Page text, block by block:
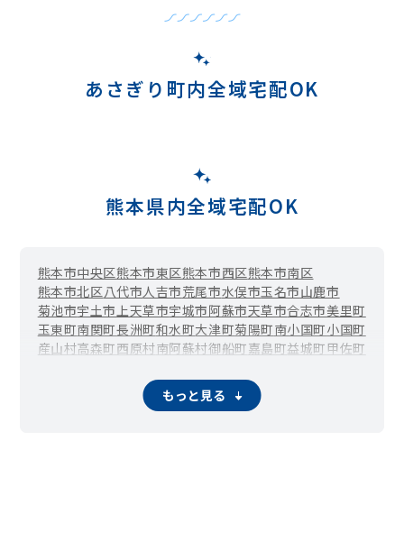
あさぎり町内全域宅配OK
熊本県内全域宅配OK
熊本市中央区熊本市東区熊本市西区熊本市南区
熊本市北区八代市人吉市荒尾市水俣市玉名市山鹿市
菊池市宇土市上天草市宇城市阿蘇市天草市合志市美里町
玉東町南関町長洲町和水町大津町菊陽町南小国町小国町
産山村高森町西原村南阿蘇村御船町嘉島町益城町甲佐町
山江村球磨村 苓北町
もっと見る